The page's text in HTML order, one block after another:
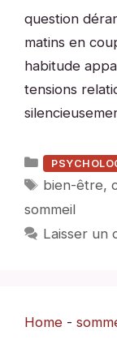
question
matins en
habitude
tensions
Catégories
Étiquettes
bien-être,
sommeil
Laisser un
Home -